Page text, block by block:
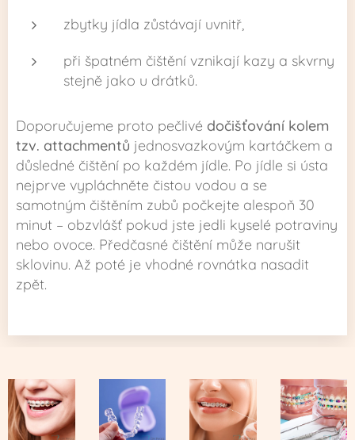
zbytky jídla zůstávají uvnitř,
při špatném čištění vznikají kazy a skvrny
stejně jako u drátků.
Doporučujeme proto pečlivé dočišťování kolem
tzv. attachmentů jednosvazkovým kartáčkem a
důsledné čištění po každém jídle. Po jídle si ústa
nejprve vypláchněte čistou vodou a se
samotným čištěním zubů počkejte alespoň 30
minut – obzvlášť pokud jste jedli kyselé potraviny
nebo ovoce. Předčasné čištění může narušit
sklovinu. Až poté je vhodné rovnátka nasadit
zpět.